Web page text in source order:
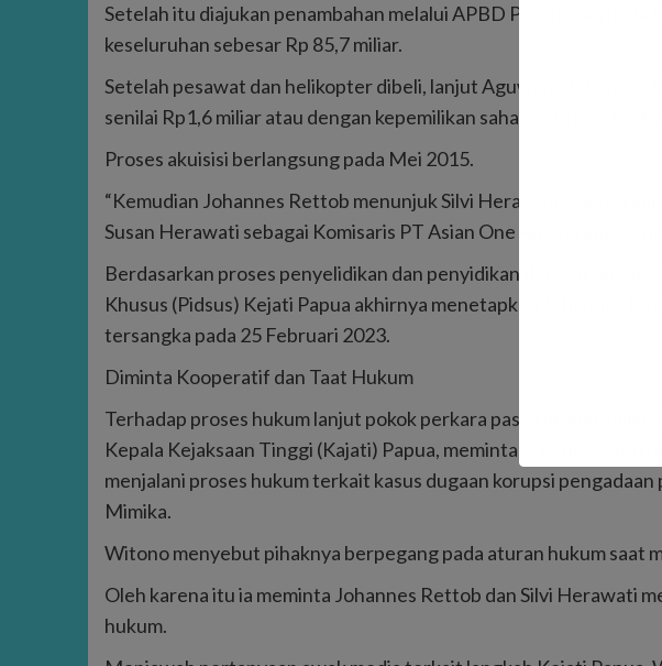
Setelah itu diajukan penambahan melalui APBD Perubahan pada
keseluruhan sebesar Rp 85,7 miliar.
Setelah pesawat dan helikopter dibeli, lanjut Aguwani, Johannes
senilai Rp1,6 miliar atau dengan kepemilikan saham 214 ribu lembar.
Proses akuisisi berlangsung pada Mei 2015.
“Kemudian Johannes Rettob menunjuk Silvi Herawati sebagai
Susan Herawati sebagai Komisaris PT Asian One Air,” terang
Berdasarkan proses penyelidikan dan penyidikan dengan 30 saksi
Khusus (Pidsus) Kejati Papua akhirnya menetapkan Johannes
tersangka pada 25 Februari 2023.
Diminta Kooperatif dan Taat Hukum
Terhadap proses hukum lanjut pokok perkara pasca praperadilan
Kepala Kejaksaan Tinggi (Kajati) Papua, meminta Johannes
menjalani proses hukum terkait kasus dugaan korupsi
Mimika.
Witono menyebut pihaknya berpegang pada aturan hukum saat
Oleh karena itu ia meminta Johannes Rettob dan Silvi Herawati
hukum.